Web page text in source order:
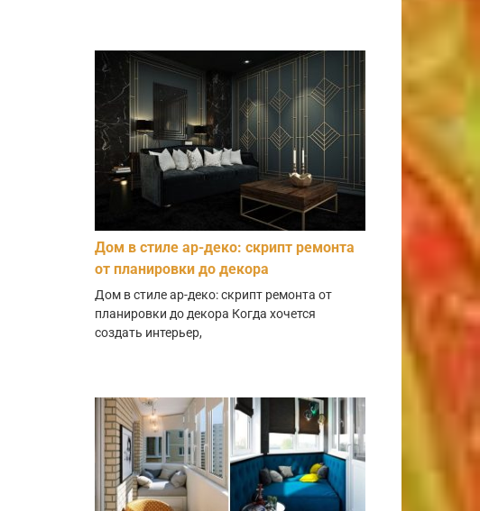
Дом в стиле ар-деко: скрипт ремонта
от планировки до декора
Дом в стиле ар-деко: скрипт ремонта от
планировки до декора Когда хочется
создать интерьер,